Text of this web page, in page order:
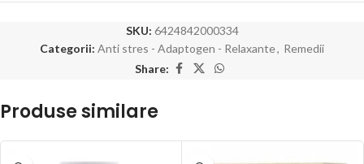
SKU: 6424842000334
Categorii: Anti stres - Adaptogen - Relaxante, Remedii
Share:
Produse similare